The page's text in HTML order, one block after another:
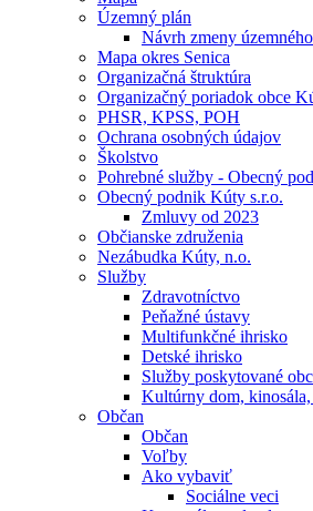
Územný plán
Návrh zmeny
Mapa okres Senica
Organizačná štruktúra
Organizačný poriadok obce
PHSR, KPSS, POH
Ochrana osobných údajov
Školstvo
Pohrebné služby - Obecný
Obecný podnik Kúty s.r.o.
Zmluvy od 2023
Občianske združenia
Nezábudka Kúty, n.o.
Služby
Zdravotníctvo
Peňažné ústavy
Multifunkčné ihrisko
Detské ihrisko
Služby poskytované
Kultúrny dom, kinosála,
Občan
Občan
Voľby
Ako vybaviť
Sociálne veci